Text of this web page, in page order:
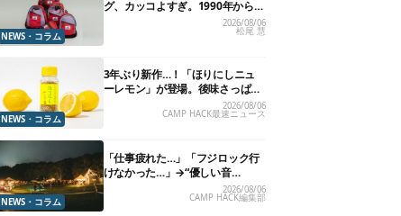
NEWS・コラム
グ、カッコよすぎ。1990年から“3
年のみ使用”されていた、紫タグ
2026/08/06
松尾 慧
NEWS・コラム
3年ぶり新作…！「ほりにしニュ
ーレモン」が登場。後味さっぱり
の万能スパイス！【8月21日発
2026/08/06
CAMP HACK最速ニュース
NEWS・コラム
「仕事疲れた…」「フジロック行
けなかった…」→“優しい音
楽”と“大きな自然”で治癒。まだ間
2026/08/06
CAMP HACK編集部